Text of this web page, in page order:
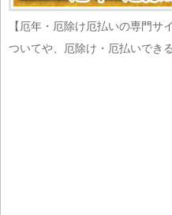
【厄年・厄除け厄払いの専門サ
ついてや、厄除け・厄払いでき